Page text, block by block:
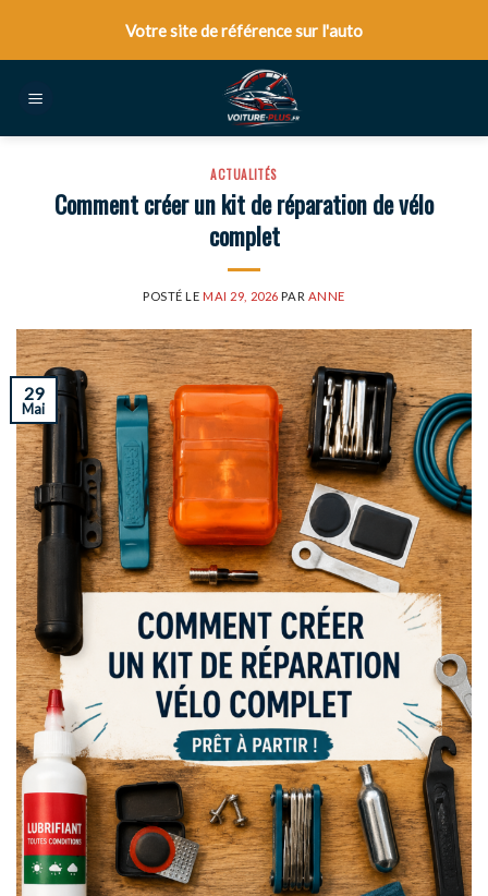
content
Votre site de référence sur l'auto
ACTUALITÉS
Comment créer un kit de réparation de vélo
complet
POSTÉ LEMAI 29, 2026 PAR ANNE
29
Mai